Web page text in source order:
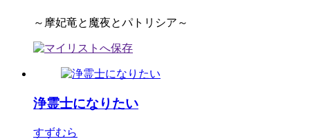
～摩妃竜と魔夜とパトリシア～
浄霊士になりたい
すずむら